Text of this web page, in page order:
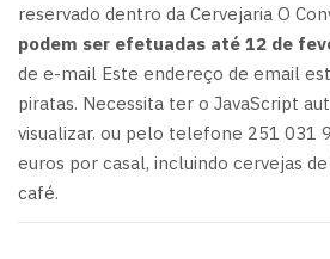
reservado dentro da Cervejaria O
podem ser efetuadas até 12 de
de e-mail Este endereço de email
piratas. Necessita ter o JavaScript
visualizar. ou pelo telefone 251 031
euros por casal, incluindo cervejas
café.